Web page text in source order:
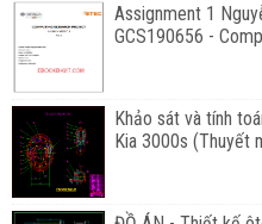
Assignment 1
GCS190656 -
Khảo sát và tính
Kia 3000s (Thuyết